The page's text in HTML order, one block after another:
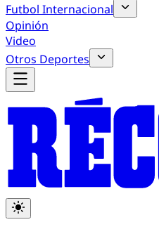
Futbol Internacional
Opinión
Video
Otros Deportes